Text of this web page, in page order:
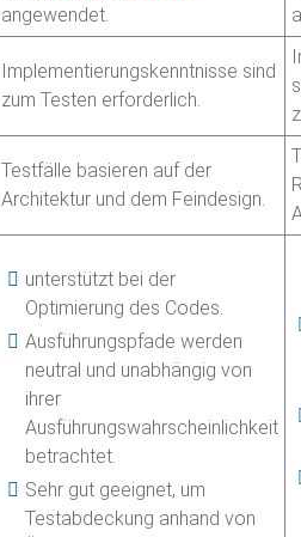
angewendet.
Implementierungskenntnisse sind
zum Testen erforderlich.
Testfälle basieren auf der
Architektur und dem Feindesign.
unterstützt bei der
Optimierung des Codes.
Ausführungspfade werden
neutral und unabhängig von
ihrer
Ausführungswahrscheinlichkeit
betrachtet.
Sehr gut geeignet, um
Testabdeckung anhand von